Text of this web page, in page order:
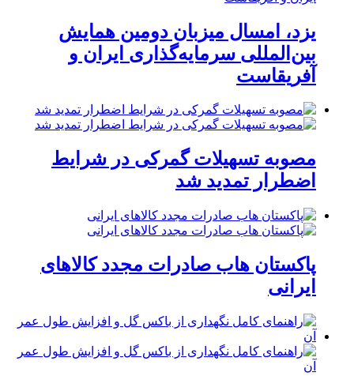
یزد، امسال میزبان دومین همایش
بین‌المللی سرمایه‌گذاری ایران و
آفریقاست
مصوبه تسهیلات گمرکی در شرایط
اضطرار تمدید شد
پاکستان هاب صادرات مجدد کالاهای
ایرانی